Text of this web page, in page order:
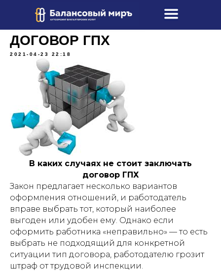
ДОГОВОР ГПХ
2021-04-23 22:18
В каких случаях не стоит заключать
договор ГПХ
Закон предлагает несколько вариантов
оформления отношений, и работодатель
вправе выбрать тот, который наиболее
выгоден или удобен ему. Однако если
оформить работника «неправильно» — то есть
выбрать не подходящий для конкретной
ситуации тип договора, работодателю грозит
штраф от трудовой инспекции.